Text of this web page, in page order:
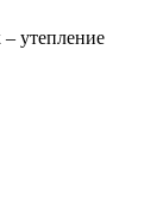
утепление